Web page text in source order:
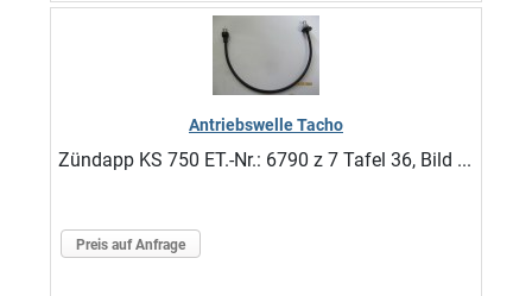
Antriebswelle Tacho
Zündapp KS 750 ET.-Nr.: 6790 z 7 Tafel 36, Bild ...
Preis auf Anfrage